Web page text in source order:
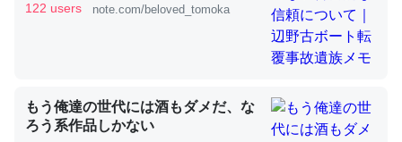
ウチもEchoを実家に置いて４年。でたまに覗いてる。ぼ
ちぼちRingも置こうかと画策中。あと、Googleマップで
これ見て生きてるなって分かる。
122 users note.com/beloved_tomoka
もう俺達の世代には酒もダメだ、な
ろう系作品しかない